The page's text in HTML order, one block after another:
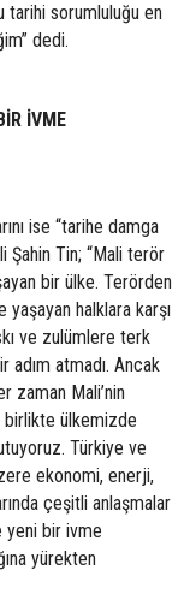
tarihi sorumluluğu en
dedi.
İVME
ise “tarihe damga
Şahin Tin; “Mali terör
bir ülke. Terörden
halklara karşı
ve zulümlere terk
adım atmadı. Ancak
zaman Mali’nin
birlikte ülkemizde
Türkiye ve
ekonomi, enerji,
çeşitli anlaşmalar
yeni bir ivme
yürekten